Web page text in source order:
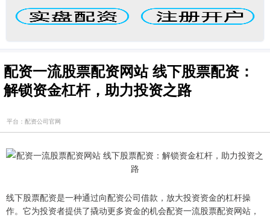
配资一流股票配资网站 线下股票配资：
解锁资金杠杆，助力投资之路
平台：配资公司官网
线下股票配资是一种通过向配资公司借款，放大投资资金的杠杆操
作。它为投资者提供了撬动更多资金的机会配资一流股票配资网站，